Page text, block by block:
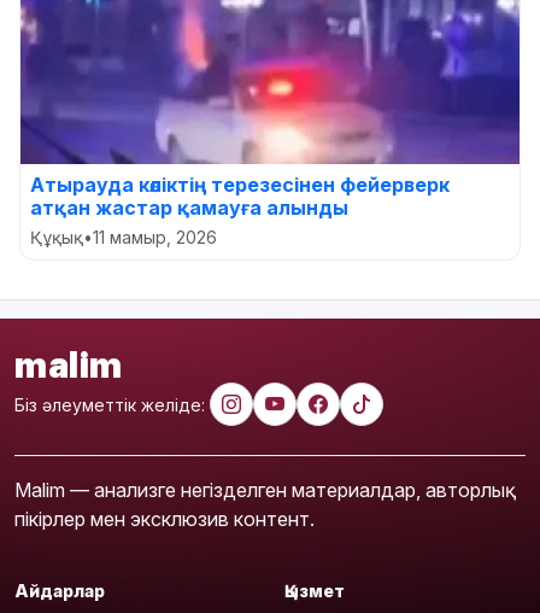
Атырауда көліктің терезесінен фейерверк
атқан жастар қамауға алынды
Құқық•11 мамыр, 2026
malim
Біз әлеуметтік желіде:
Malim — анализге негізделген материалдар, авторлық
пікірлер мен эксклюзив контент.
Айдарлар Қызмет